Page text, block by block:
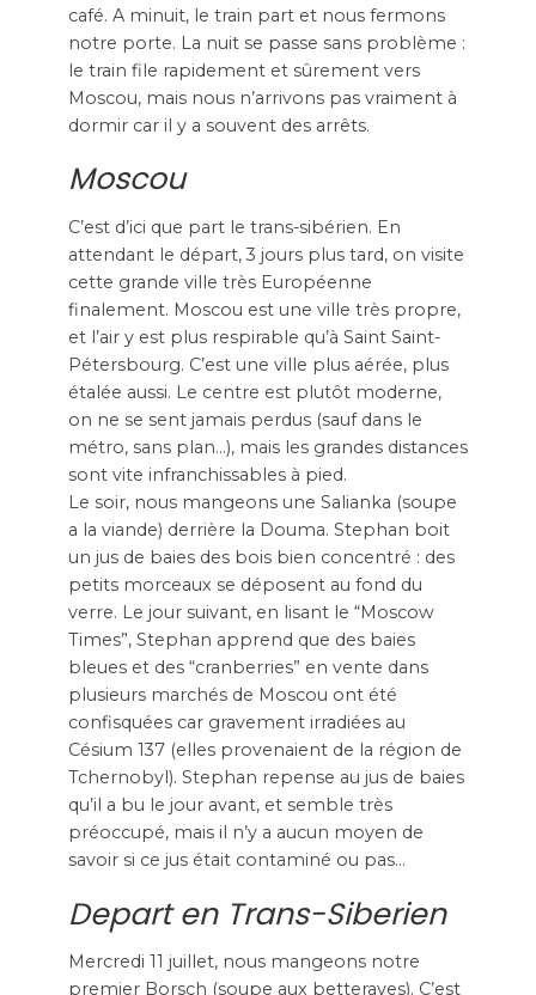
café. A minuit, le train part et nous fermons
notre porte. La nuit se passe sans problème :
le train file rapidement et sûrement vers
Moscou, mais nous n’arrivons pas vraiment à
dormir car il y a souvent des arrêts.
Moscou
C’est d’ici que part le trans-sibérien. En
attendant le départ, 3 jours plus tard, on visite
cette grande ville très Européenne
finalement. Moscou est une ville très propre,
et l’air y est plus respirable qu’à Saint Saint-
Pétersbourg. C’est une ville plus aérée, plus
étalée aussi. Le centre est plutôt moderne,
on ne se sent jamais perdus (sauf dans le
métro, sans plan…), mais les grandes distances
sont vite infranchissables à pied.
Le soir, nous mangeons une Salianka (soupe
a la viande) derrière la Douma. Stephan boit
un jus de baies des bois bien concentré : des
petits morceaux se déposent au fond du
verre. Le jour suivant, en lisant le “Moscow
Times”, Stephan apprend que des baies
bleues et des “cranberries” en vente dans
plusieurs marchés de Moscou ont été
confisquées car gravement irradiées au
Césium 137 (elles provenaient de la région de
Tchernobyl). Stephan repense au jus de baies
qu’il a bu le jour avant, et semble très
préoccupé, mais il n’y a aucun moyen de
savoir si ce jus était contaminé ou pas…
Depart en Trans-Siberien
Mercredi 11 juillet, nous mangeons notre
premier Borsch (soupe aux betteraves). C’est